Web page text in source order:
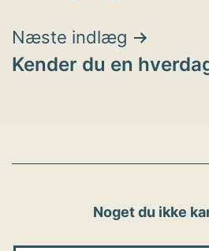
Næste indlæg
Kender du en
Noget du ikke